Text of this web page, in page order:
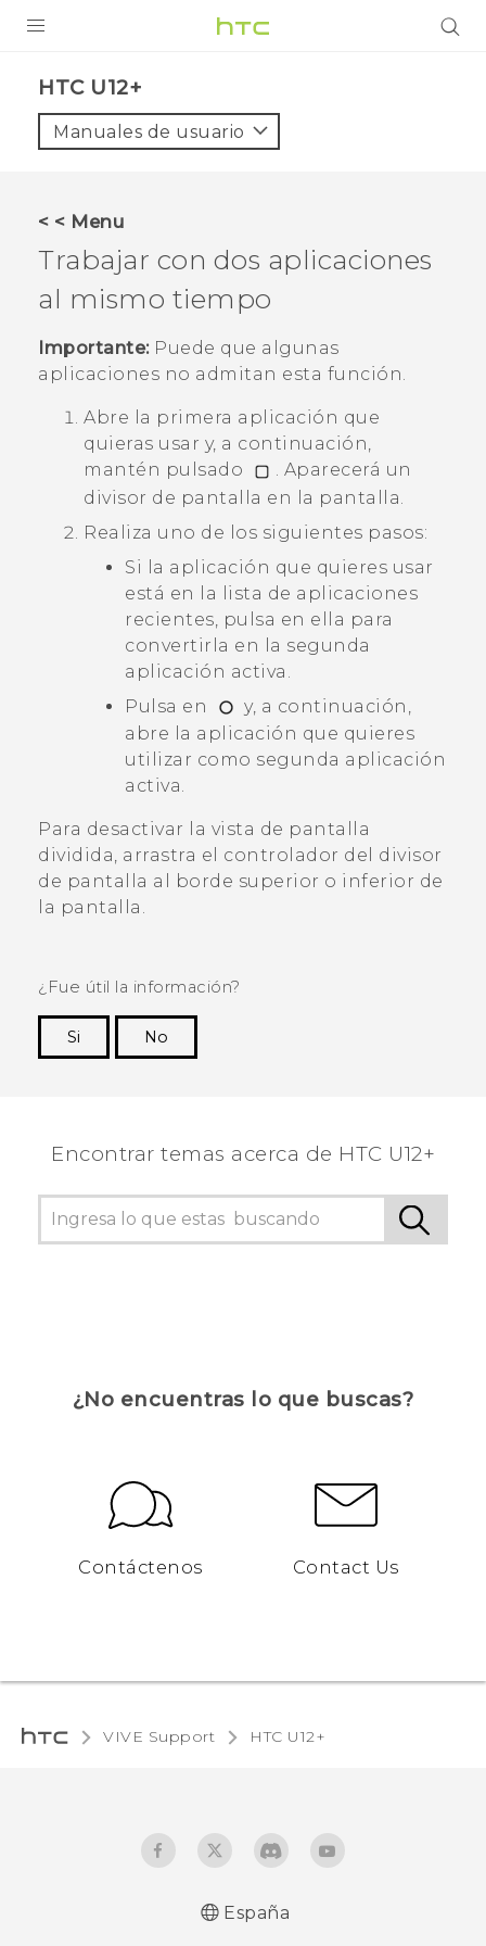
VIVE
VIVERSE
AYUDA
Dispositivos y accesorios HTC
Iniciar sesión
HTC U12+‎
Manuales de usuario
< < Menu
Trabajar con dos aplicaciones
al mismo tiempo
Importante:Puede que algunas
aplicaciones no admitan esta función.
Abre la primera aplicación que
quieras usar y, a continuación,
mantén pulsado
. Aparecerá un
divisor de pantalla en la pantalla.
Realiza uno de los siguientes pasos:
Si la aplicación que quieres usar
está en la lista de aplicaciones
recientes, pulsa en ella para
convertirla en la segunda
aplicación activa.
Pulsa en
y, a continuación,
abre la aplicación que quieres
utilizar como segunda aplicación
activa.
Para desactivar la vista de pantalla
dividida, arrastra el controlador del divisor
de pantalla al borde superior o inferior de
la pantalla.
¿Fue útil la información?
Si
No
Encontrar temas acerca de HTC U12+
¿No encuentras lo que buscas?
Contáctenos Contact Us
VIVE Support HTC U12+‎
España